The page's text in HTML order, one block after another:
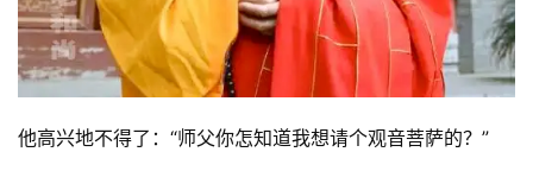
资
他高兴地不得了：“师父你怎知道我想请个观音菩萨的？”